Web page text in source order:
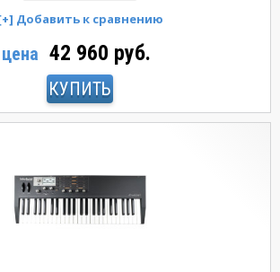
цена 42 960 руб.
КУПИТЬ